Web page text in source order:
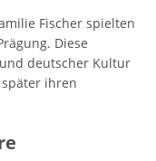
Fischer spielten
Diese
deutscher Kultur
ihren